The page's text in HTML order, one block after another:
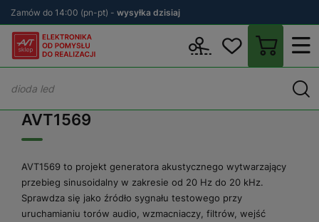
Zamów do 14:00 (pn-pt) - wysyłka dzisiaj
AVT1569
AVT1569 to projekt generatora akustycznego wytwarzający
przebieg sinusoidalny w zakresie od 20 Hz do 20 kHz.
Sprawdza się jako źródło sygnału testowego przy
uruchamianiu torów audio, wzmacniaczy, filtrów, wejść